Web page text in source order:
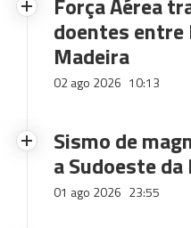
doentes
Madeira
02 ago 2026 10:13
Sismo de
a Sudoeste
01 ago 2026 23:55